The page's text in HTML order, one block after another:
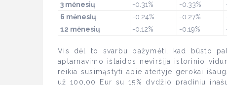
3 mėnesių
-0.31% -0.33%
6 mėnesių
-0.24% -0.27%
12 mėnesių
-0.12% -0.19%
Vis dėl to svarbu pažymėti, kad būsto
aptarnavimo išlaidos neviršija istorinio
reikia susimąstyti apie ateityje gerokai
už 100,00 Eur su 15% dydžio pradiniu